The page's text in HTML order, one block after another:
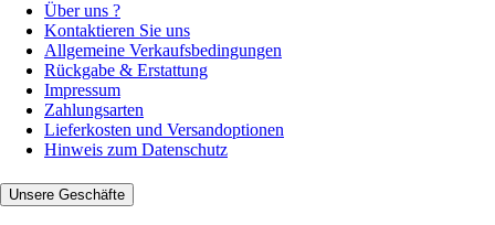
Über uns ?
Kontaktieren Sie uns
Allgemeine Verkaufsbedingungen
Rückgabe & Erstattung
Impressum
Zahlungsarten
Lieferkosten und Versandoptionen
Hinweis zum Datenschutz
Unsere Geschäfte